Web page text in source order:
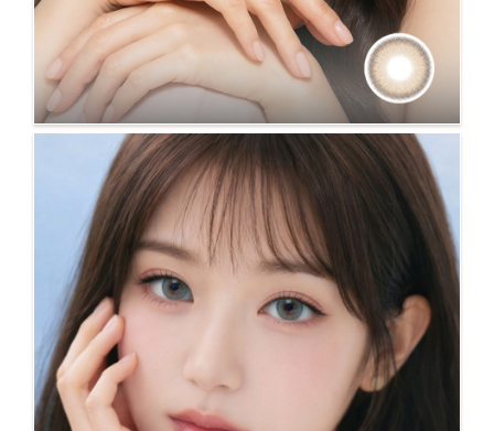
NO.113 Golden Iris 金棕 直徑14.2mm